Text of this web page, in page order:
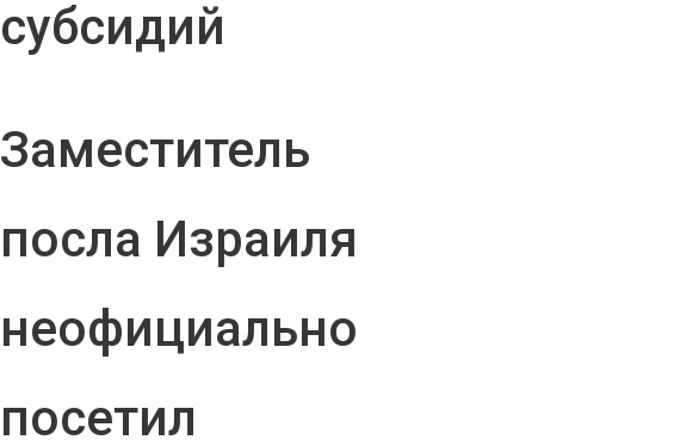
субсидий
Заместитель
посла Израиля
неофициально
посетил